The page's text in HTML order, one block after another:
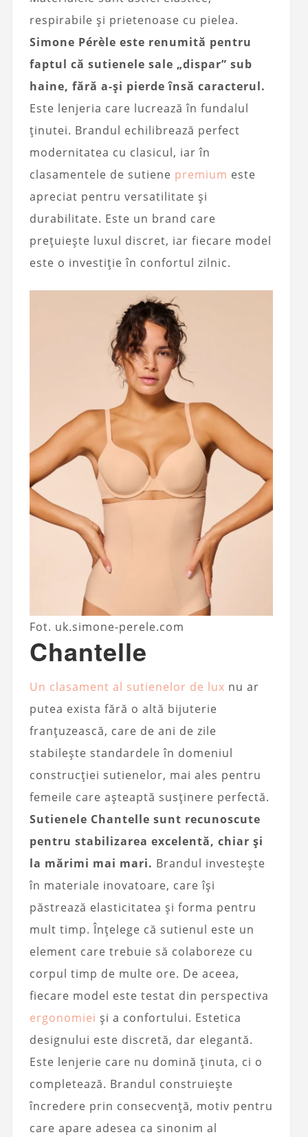
respirabile și prietenoase cu pielea.
Simone Pérèle este renumită pentru
faptul că sutienele sale „dispar” sub
haine, fără a-și pierde însă caracterul.
Este lenjeria care lucrează în fundalul
ținutei. Brandul echilibrează perfect
modernitatea cu clasicul, iar în
clasamentele de sutiene premium este
apreciat pentru versatilitate și
durabilitate. Este un brand care
prețuiește luxul discret, iar fiecare model
este o investiție în confortul zilnic.
Fot. uk.simone-perele.com
Chantelle
Un clasament al sutienelor de lux nu ar
putea exista fără o altă bijuterie
franțuzească, care de ani de zile
stabilește standardele în domeniul
construcției sutienelor, mai ales pentru
femeile care așteaptă susținere perfectă.
Sutienele Chantelle sunt recunoscute
pentru stabilizarea excelentă, chiar și
la mărimi mai mari. Brandul investește
în materiale inovatoare, care își
păstrează elasticitatea și forma pentru
mult timp. Înțelege că sutienul este un
element care trebuie să colaboreze cu
corpul timp de multe ore. De aceea,
fiecare model este testat din perspectiva
ergonomiei și a confortului. Estetica
designului este discretă, dar elegantă.
Este lenjerie care nu domină ținuta, ci o
completează. Brandul construiește
încredere prin consecvență, motiv pentru
care apare adesea ca sinonim al